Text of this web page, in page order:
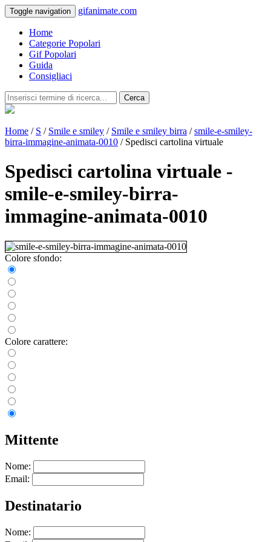
Toggle navigation gifanimate.com
Home
Categorie Popolari
Gif Popolari
Guida
Consigliaci
Cerca
Home / S / Smile e smiley / Smile e smiley birra /smile-e-smiley-
birra-immagine-animata-0010 / Spedisci cartolina virtuale
Spedisci cartolina virtuale -
smile-e-smiley-birra-
immagine-animata-0010
Colore sfondo:
Colore carattere:
Mittente
Nome:
Email:
Destinatario
Nome: